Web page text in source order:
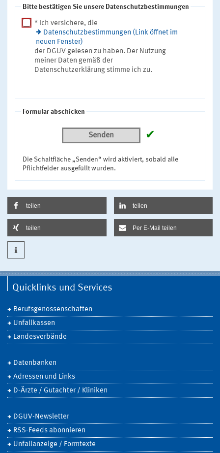
Bitte bestätigen Sie unsere Datenschutzbestimmungen
* Ich versichere, die
Datenschutzbestimmungen (Link öffnet im
neuen Fenster)
der DGUV gelesen zu haben. Der Nutzung
meiner Daten gemäß der
Datenschutzerklärung stimme ich zu.
Formular abschicken
Senden ✔
Die Schaltfläche „Senden“ wird aktiviert, sobald alle
Pflichtfelder ausgefüllt wurden.
teilen teilen
teilen Per E-Mail teilen
Quicklinks und Services
Berufsgenossenschaften
Unfallkassen
Landesverbände
Datenbanken
Adressen und Links
D-Ärzte / Gutachter / Kliniken
DGUV-Newsletter
RSS-Feeds abonnieren
Unfallanzeige / Formtexte